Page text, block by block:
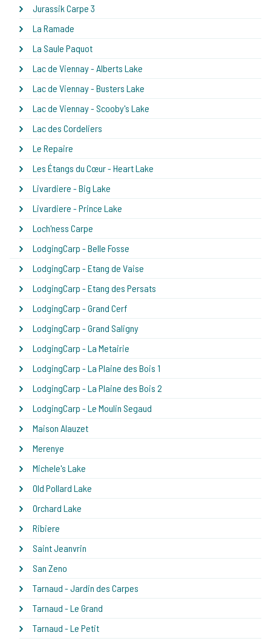
Jurassik Carpe 3
La Ramade
La Saule Paquot
Lac de Viennay - Alberts Lake
Lac de Viennay - Busters Lake
Lac de Viennay - Scooby's Lake
Lac des Cordeliers
Le Repaire
Les Étangs du Cœur - Heart Lake
Livardiere - Big Lake
Livardiere - Prince Lake
Loch'ness Carpe
LodgingCarp - Belle Fosse
LodgingCarp - Etang de Vaise
LodgingCarp - Etang des Persats
LodgingCarp - Grand Cerf
LodgingCarp - Grand Saligny
LodgingCarp - La Metairie
LodgingCarp - La Plaine des Bois 1
LodgingCarp - La Plaine des Bois 2
LodgingCarp - Le Moulin Segaud
Maison Alauzet
Merenye
Michele's Lake
Old Pollard Lake
Orchard Lake
Ribiere
Saint Jeanvrin
San Zeno
Tarnaud - Jardin des Carpes
Tarnaud - Le Grand
Tarnaud - Le Petit